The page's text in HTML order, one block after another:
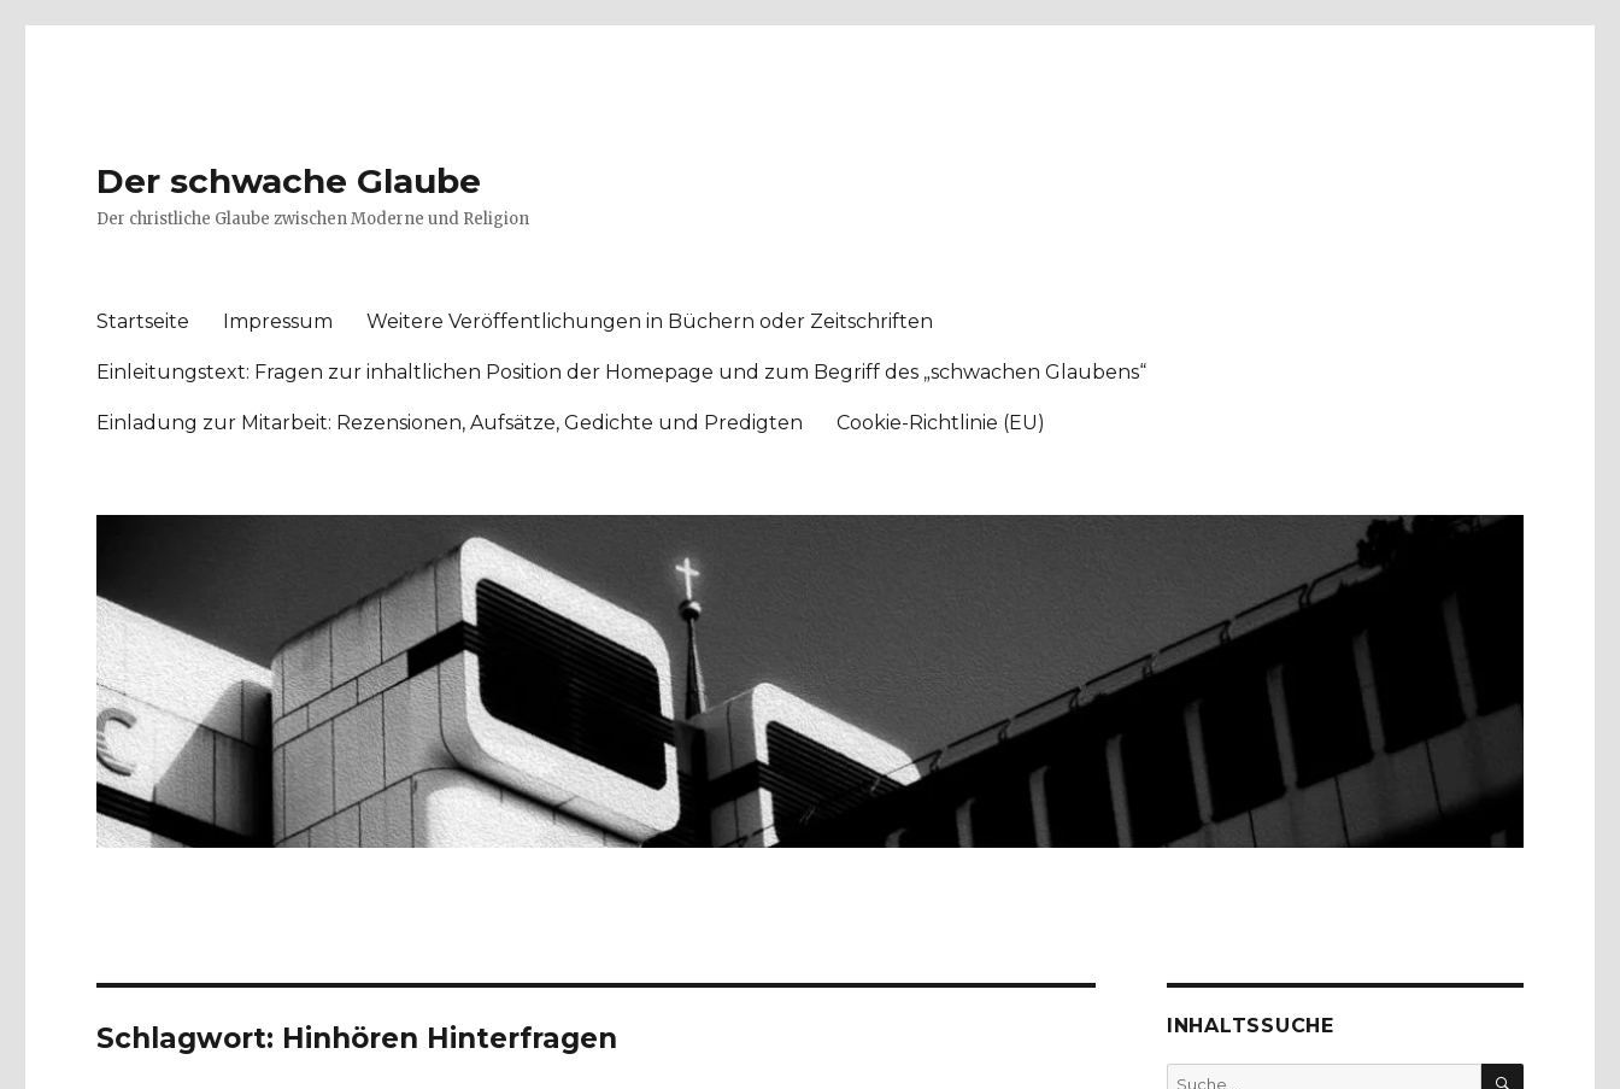
Der schwache Glaube
Der christliche Glaube zwischen Moderne und Religion
Startseite Impressum Weitere Veröffentlichungen in Büchern oder Zeitschriften
Einleitungstext: Fragen zur inhaltlichen Position der Homepage und zum Begriff des „schwachen Glaubens“
Einladung zur Mitarbeit: Rezensionen, Aufsätze, Gedichte und Predigten Cookie-Richtlinie (EU)
Schlagwort: Hinhören Hinterfragen INHALTSSUCHE
Suche
SUCHEN